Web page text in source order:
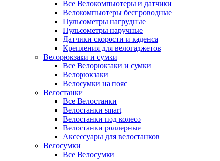
Все Велокомпьютеры и датчики
Велокомпьютеры беспроводные
Пульсометры нагрудные
Пульсометры наручные
Датчики скорости и каденса
Крепления для велогаджетов
Велорюкзаки и сумки
Все Велорюкзаки и сумки
Велорюкзаки
Велосумки на пояс
Велостанки
Все Велостанки
Велостанки smart
Велостанки под колесо
Велостанки роллерные
Аксессуары для велостанков
Велосумки
Все Велосумки